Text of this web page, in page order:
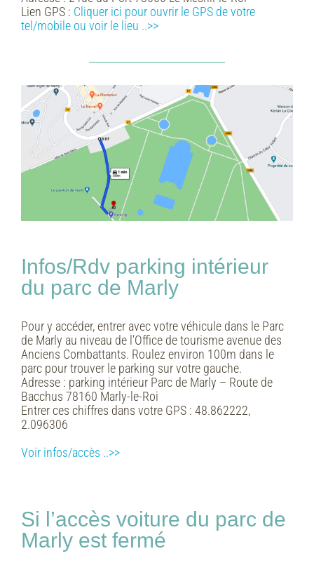
Lien GPS : Cliquer ici pour ouvrir le GPS de votre
tel/mobile ou voir le lieu ..>>
Infos/Rdv parking intérieur
du parc de Marly
Pour y accéder, entrer avec votre véhicule dans le Parc
de Marly au niveau de l’Office de tourisme avenue des
Anciens Combattants. Roulez environ 100m dans le
parc pour trouver le parking sur votre gauche.
Adresse : parking intérieur Parc de Marly – Route de
Bacchus 78160 Marly-le-Roi
Entrer ces chiffres dans votre GPS : 48.862222,
2.096306
Voir infos/accès ..>>
Si l’accès voiture du parc de
Marly est fermé